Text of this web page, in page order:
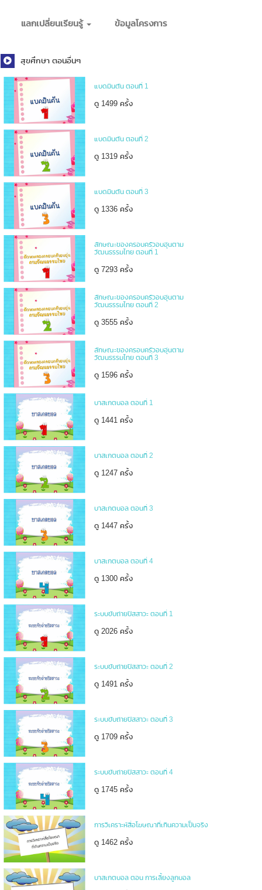
แลกเปลี่ยนเรียนรู้ ข้อมูลโครงการ
สุขศึกษา ตอนอื่นๆ
แบดมินตัน ตอนที่ 1
ดู 1499 ครั้ง
แบดมินตัน ตอนที่ 2
ดู 1319 ครั้ง
แบดมินตัน ตอนที่ 3
ดู 1336 ครั้ง
ลักษณะของครอบครัวอบอุ่นตาม
วัฒนธรรมไทย ตอนที่ 1
ดู 7293 ครั้ง
ลักษณะของครอบครัวอบอุ่นตาม
วัฒนธรรมไทย ตอนที่ 2
ดู 3555 ครั้ง
ลักษณะของครอบครัวอบอุ่นตาม
วัฒนธรรมไทย ตอนที่ 3
ดู 1596 ครั้ง
บาสเกตบอล ตอนที่ 1
ดู 1441 ครั้ง
บาสเกตบอล ตอนที่ 2
ดู 1247 ครั้ง
บาสเกตบอล ตอนที่ 3
ดู 1447 ครั้ง
บาสเกตบอล ตอนที่ 4
ดู 1300 ครั้ง
ระบบขับถ่ายปัสสาวะ ตอนที่ 1
ดู 2026 ครั้ง
ระบบขับถ่ายปัสสาวะ ตอนที่ 2
ดู 1491 ครั้ง
ระบบขับถ่ายปัสสาวะ ตอนที่ 3
ดู 1709 ครั้ง
ระบบขับถ่ายปัสสาวะ ตอนที่ 4
ดู 1745 ครั้ง
การวิเคราะห์สื่อโฆษณาที่เกินความเป็นจริง
ดู 1462 ครั้ง
บาสเกตบอล ตอน การเลี้ยงลูกบอล